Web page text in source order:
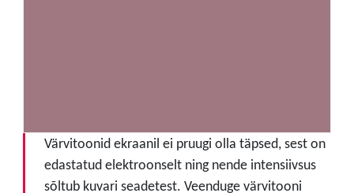
Värvitoonid ekraanil ei pruugi olla täpsed, sest on
edastatud elektroonselt ning nende intensiivsus
sõltub kuvari seadetest. Veenduge värvitooni